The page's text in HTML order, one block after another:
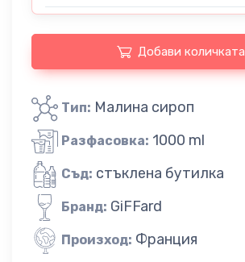
Добави количката
Тип: Малина сироп
Разфасовка: 1000 ml
Съд: стъклена бутилка
Бранд: GiFFard
Произход: Франция